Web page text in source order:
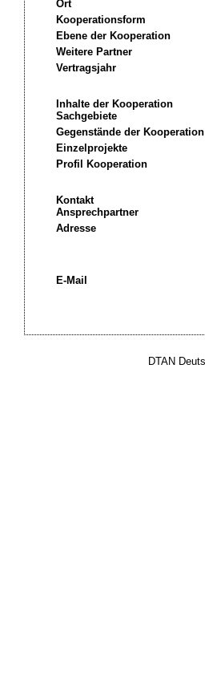
Ort
Kooperationsform
Ebene der Kooperation
Weitere Partner
Vertragsjahr
Inhalte der Kooperation
Sachgebiete
Gegenstände der Kooperation
Einzelprojekte
Profil Kooperation
Kontakt
Ansprechpartner
Adresse
E-Mail
DTAN